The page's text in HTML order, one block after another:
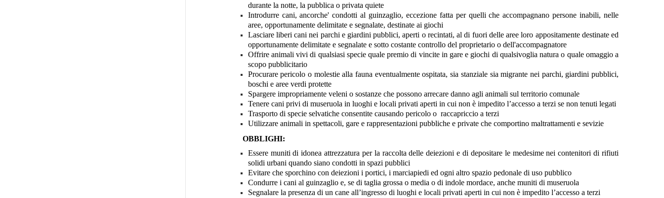
durante la notte, la pubblica o privata quiete
Introdurre cani, ancorche' condotti al guinzaglio, eccezione fatta per quelli che accompagnano persone inabili, nelle
aree, opportunamente delimitate e segnalate, destinate ai giochi
Lasciare liberi cani nei parchi e giardini pubblici, aperti o recintati, al di fuori delle aree loro appositamente destinate ed
opportunamente delimitate e segnalate e sotto costante controllo del proprietario o dell'accompagnatore
Offrire animali vivi di qualsiasi specie quale premio di vincite in gare e giochi di qualsivoglia natura o quale omaggio a
scopo pubblicitario
Procurare pericolo o molestie alla fauna eventualmente ospitata, sia stanziale sia migrante nei parchi, giardini pubblici,
boschi e aree verdi protette
Spargere impropriamente veleni o sostanze che possono arrecare danno agli animali sul territorio comunale
Tenere cani privi di museruola in luoghi e locali privati aperti in cui non è impedito l’accesso a terzi se non tenuti legati
Trasporto di specie selvatiche consentite causando pericolo o raccapriccio a terzi
Utilizzare animali in spettacoli, gare e rappresentazioni pubbliche e private che comportino maltrattamenti e sevizie
OBBLIGHI:
Essere muniti di idonea attrezzatura per la raccolta delle deiezioni e di depositare le medesime nei contenitori di rifiuti
solidi urbani quando siano condotti in spazi pubblici
Evitare che sporchino con deiezioni i portici, i marciapiedi ed ogni altro spazio pedonale di uso pubblico
Condurre i cani al guinzaglio e, se di taglia grossa o media o di indole mordace, anche muniti di museruola
Segnalare la presenza di un cane all’ingresso di luoghi e locali privati aperti in cui non è impedito l’accesso a terzi